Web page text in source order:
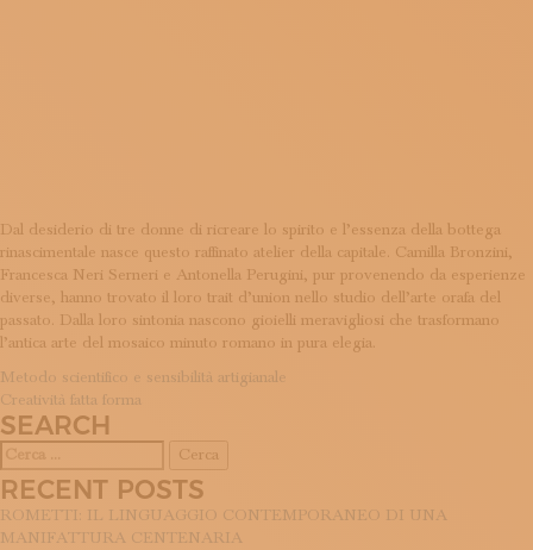
LOGIN
Dal desiderio di tre donne di ricreare lo spirito e l’essenza della bottega
rinascimentale nasce questo raffinato atelier della capitale. Camilla Bronzini,
Francesca Neri Serneri e Antonella Perugini, pur provenendo da esperienze
diverse, hanno trovato il loro trait d’union nello studio dell’arte orafa del
passato. Dalla loro sintonia nascono gioielli meravigliosi che trasformano
l’antica arte del mosaico minuto romano in pura elegia.
NAVIGAZIONE
ARTICOLI
Metodo scientifico e sensibilità artigianale
Creatività fatta forma
SEARCH
per:
RECENT POSTS
ROMETTI: IL LINGUAGGIO CONTEMPORANEO DI UNA
MANIFATTURA CENTENARIA